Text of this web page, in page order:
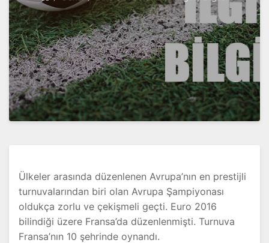
Ülkeler arasında düzenlenen Avrupa’nın en prestijli
turnuvalarından biri olan Avrupa Şampiyonası
oldukça zorlu ve çekişmeli geçti. Euro 2016
bilindiği üzere Fransa’da düzenlenmişti. Turnuva
Fransa’nın 10 şehrinde oynandı.